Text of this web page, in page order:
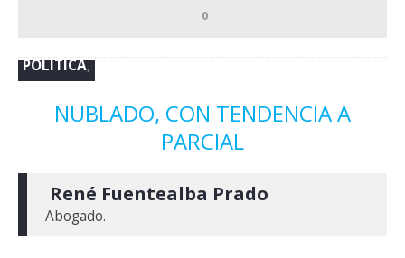
0
POLÍTICA,
NUBLADO, CON TENDENCIA A
PARCIAL
René Fuentealba Prado
Abogado.